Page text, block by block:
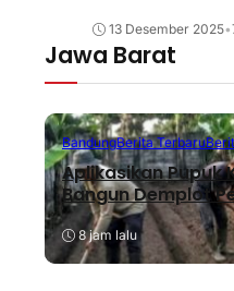
13 Desember 2025•
Jawa Barat
BandungBerita Terbaru
Aplikasikan Pupuk
Bangun Demplot
8 jam lalu